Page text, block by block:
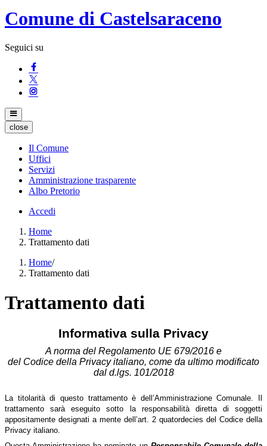
Comune di Castelsaraceno
Seguici su
close
Il Comune
Uffici
Servizi
Amministrazione trasparente
Albo Pretorio
Accedi
Home
Trattamento dati
Home/
Trattamento dati
Trattamento dati
Informativa sulla Privacy
A norma del Regolamento UE 679/2016 e
del Codice della Privacy italiano, come da ultimo modificato
dal d.lgs. 101/2018
La titolarità di questo trattamento è dell’Amministrazione Comunale. Il
trattamento sarà eseguito sotto la responsabilità diretta di soggetti
appositamente designati a mente dell’art. 2 quatordecies del Codice della
Privacy italiano.